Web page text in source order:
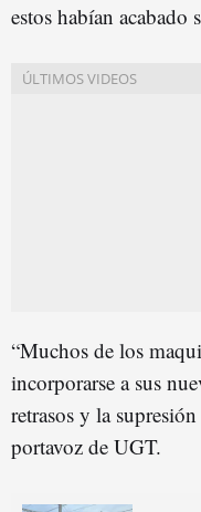
estos habían acabado
“Muchos de los
incorporarse a sus
retrasos y la
portavoz de UGT.